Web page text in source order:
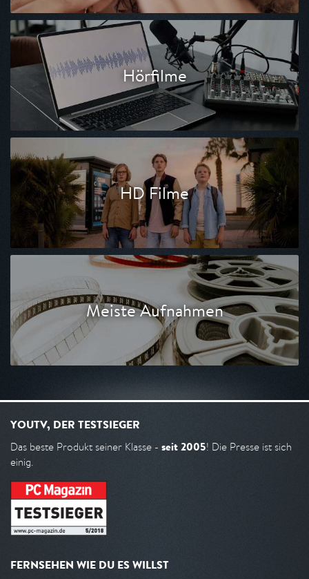
Hörfilme
HD Filme
Meiste Aufnahmen
YOUTV, DER TESTSIEGER
Das beste Produkt seiner Klasse - seit 2005! Die Presse ist sich
einig.
FERNSEHEN WIE DU ES WILLST